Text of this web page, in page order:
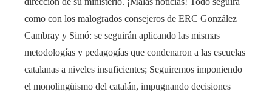
como con los malogrados consejeros de ERC González
Cambray y Simó: se seguirán aplicando las mismas
metodologías y pedagogías que condenaron a las escuelas
catalanas a niveles insuficientes; Seguiremos imponiendo
el monolingüismo del catalán, impugnando decisiones